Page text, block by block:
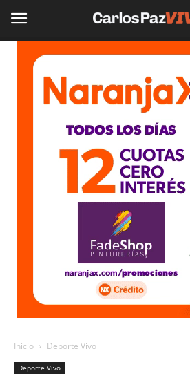
Inicio Deporte Vivo
Deporte Vivo